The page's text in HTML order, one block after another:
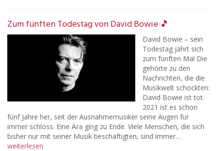
Zum fünften Todestag von David Bowie 🎵
David Bowie – sein
Todestag jährt sich
zum fünften Mal Die
gehörte zu den
Nachrichten, die die
Musikwelt schockten:
David Bowie ist tot.
2021 ist es schon
fünf Jahre her, seit der Ausnahmemusiker seine Augen für
immer schloss. Eine Ära ging zu Ende. Viele Menschen, die sich
bisher nur mit seiner Musik beschäftigten, sind immer…
weiterlesen